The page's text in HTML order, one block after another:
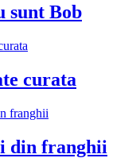
sunt Bob
curata
din franghii